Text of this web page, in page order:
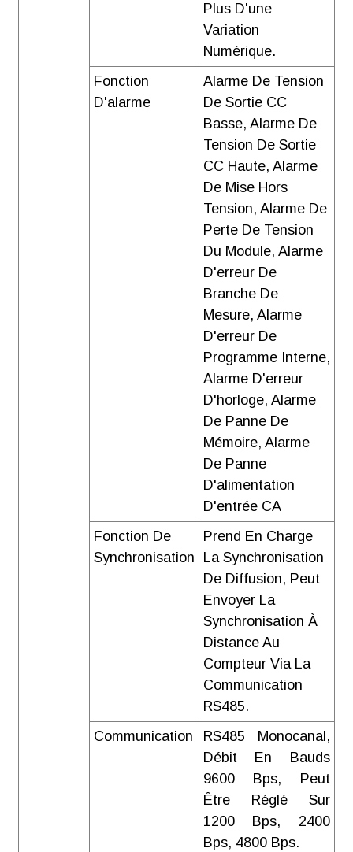
Plus D'une
Variation
Numérique.
Fonction
D'alarme
Alarme De Tension
De Sortie CC
Basse, Alarme De
Tension De Sortie
CC Haute, Alarme
De Mise Hors
Tension, Alarme De
Perte De Tension
Du Module, Alarme
D'erreur De
Branche De
Mesure, Alarme
D'erreur De
Programme Interne,
Alarme D'erreur
D'horloge, Alarme
De Panne De
Mémoire, Alarme
De Panne
D'alimentation
D'entrée CA
Fonction De
Synchronisation
Prend En Charge
La Synchronisation
De Diffusion, Peut
Envoyer La
Synchronisation À
Distance Au
Compteur Via La
Communication
RS485.
Communication
RS485 Monocanal,
Débit En Bauds
9600 Bps, Peut
Être Réglé Sur
1200 Bps, 2400
Bps, 4800 Bps.